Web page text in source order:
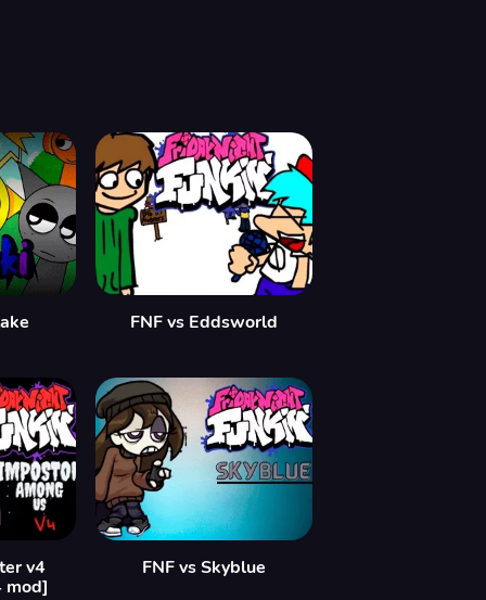
FNF vs Eddsworld
v4
mod]
FNF vs Skyblue